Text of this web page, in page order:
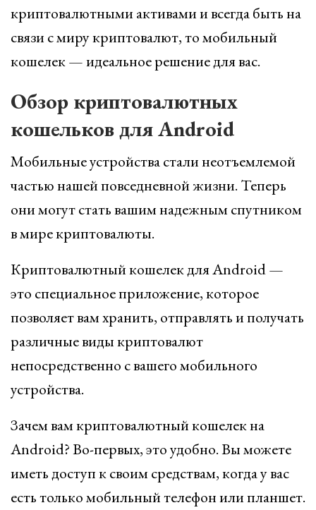
криптовалютными активами и всегда быть на
связи с миру криптовалют, то мобильный
кошелек — идеальное решение для вас.
Обзор криптовалютных
кошельков для Android
Мобильные устройства стали неотъемлемой
частью нашей повседневной жизни. Теперь
они могут стать вашим надежным спутником
в мире криптовалюты.
Криптовалютный кошелек для Android —
это специальное приложение, которое
позволяет вам хранить, отправлять и получать
различные виды криптовалют
непосредственно с вашего мобильного
устройства.
Зачем вам криптовалютный кошелек на
Android? Во-первых, это удобно. Вы можете
иметь доступ к своим средствам, когда у вас
есть только мобильный телефон или планшет.